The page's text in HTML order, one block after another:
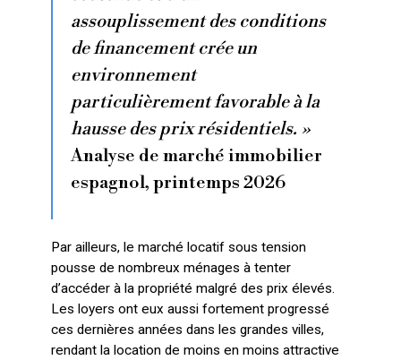
assouplissement des conditions
de financement crée un
environnement
particulièrement favorable à la
hausse des prix résidentiels. »
Analyse de marché immobilier
espagnol, printemps 2026
Par ailleurs, le marché locatif sous tension
pousse de nombreux ménages à tenter
d’accéder à la propriété malgré des prix élevés.
Les loyers ont eux aussi fortement progressé
ces dernières années dans les grandes villes,
rendant la location de moins en moins attractive